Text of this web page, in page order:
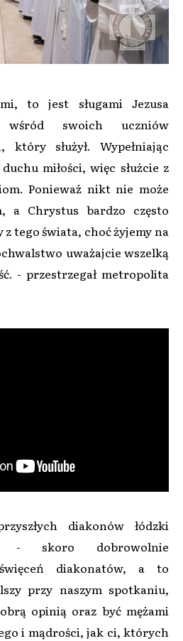
to jest sługami Jezusa
swoich uczniów
który służył. Wypełniając
miłości, więc służcie z
Ponieważ nikt nie może
a Chrystus bardzo często
z tego świata, choć żyjemy na
uważajcie wszelką
- przestrzegał metropolita
diakonów łódzki
- skoro dobrowolnie
diakonatów, a to
przy naszym spotkaniu,
opinią oraz być mężami
i mądrości, jak ci, których